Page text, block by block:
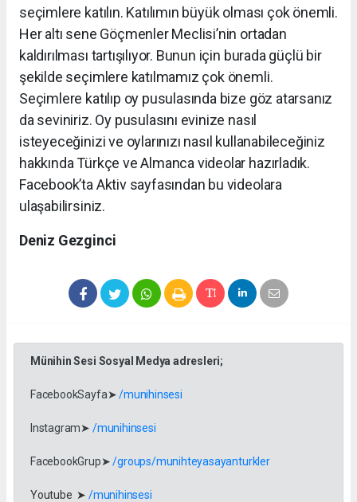
seçimlere katılın. Katılımın büyük olması çok önemli.
Her altı sene Göçmenler Meclisi’nin ortadan
kaldırılması tartışılıyor. Bunun için burada güçlü bir
şekilde seçimlere katılmamız çok önemli.
Seçimlere katılıp oy pusulasında bize göz atarsanız
da seviniriz. Oy pusulasını evinize nasıl
isteyeceğinizi ve oylarınızı nasıl kullanabileceğiniz
hakkında Türkçe ve Almanca videolar hazırladık.
Facebook’ta Aktiv sayfasından bu videolara
ulaşabilirsiniz.
Deniz Gezginci
Münihin Sesi Sosyal Medya adresleri;
FacebookSayfa➤/munihinsesi
Instagram➤ /munihinsesi
FacebookGrup➤/groups/munihteyasayanturkler
Youtube ➤ /munihinsesi